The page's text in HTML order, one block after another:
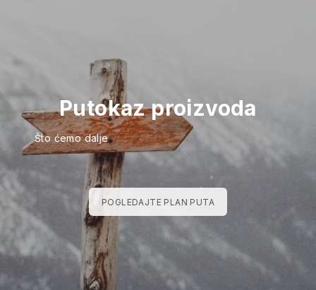
Putokaz proizvoda
Što ćemo dalje
POGLEDAJTE PLAN PUTA